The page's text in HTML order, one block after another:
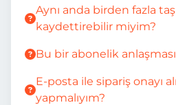
Aynı anda birden fazla
kaydettirebilir miyim?
Bu bir abonelik anlaşması
E-posta ile sipariş onayı
yapmalıyım?